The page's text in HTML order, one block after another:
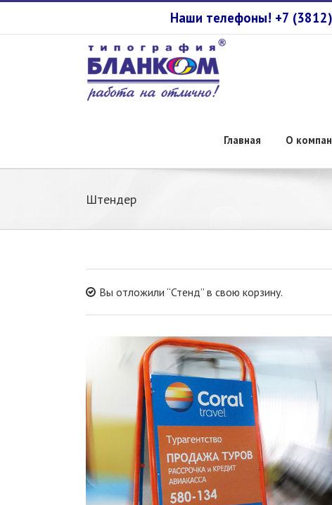
Наши телефоны! +7
Главная О
Штендер
Вы отложили “Стенд” в свою корзину.